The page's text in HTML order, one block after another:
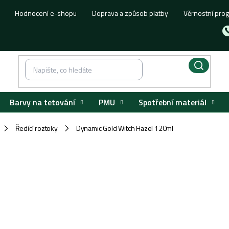
Hodnocení e-shopu Doprava a způsob platby Věrnostní
Barvy na tetování PMU Spotřební materiál
/ Ředící roztoky / Dynamic Gold Witch Hazel 120ml